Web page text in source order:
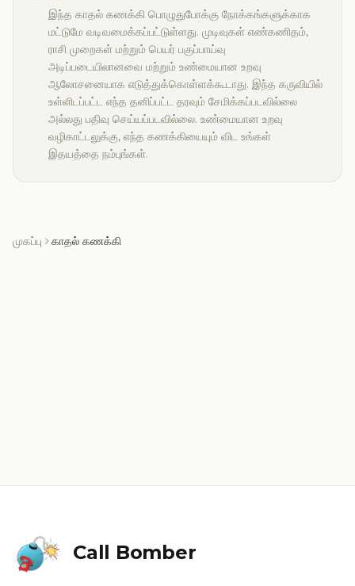
இந்த காதல் கணக்கி பொழுதுபோக்கு நோக்கங்களுக்காக
மட்டுமே வடிவமைக்கப்பட்டுள்ளது. முடிவுகள் எண்கணிதம்,
ராசி முறைகள் மற்றும் பெயர் பகுப்பாய்வு
அடிப்படையிலானவை மற்றும் உண்மையான உறவு
ஆலோசனையாக எடுத்துக்கொள்ளக்கூடாது. இந்த கருவியில்
உள்ளிடப்பட்ட எந்த தனிப்பட்ட தரவும் சேமிக்கப்படவில்லை
அல்லது பதிவு செய்யப்படவில்லை. உண்மையான உறவு
வழிகாட்டலுக்கு, எந்த கணக்கியையும் விட உங்கள்
இதயத்தை நம்புங்கள்.
முகப்பு காதல் கணக்கி
Call Bomber